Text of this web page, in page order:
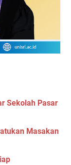
Sekolah Pasar
Masakan